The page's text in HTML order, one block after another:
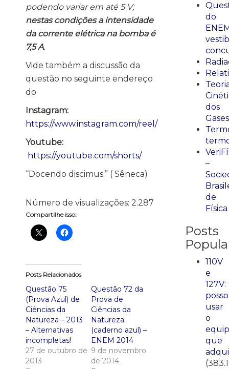
podendo variar em até 5 V;
nestas condições a intensidade
da corrente elétrica na bomba é
7,5 A.
Vide também a discussão da
questão no seguinte endereço
do
Instagram:
https://www.instagram.com/reel/
Youtube:
https://youtube.com/shorts/
“Docendo discimus.” ( Sêneca)
Número de visualizações: 2.287
Compartilhe isso:
Posts Relacionados
Questão 75
(Prova Azul) de
Ciências da
Natureza – 2013
– Alternativas
incompletas!
27 de outubro de
2013
Questão 72 da
Prova de
Ciências da
Natureza
(caderno azul) –
ENEM 2014
9 de novembro
de 2014
do
dos
Gases
–
de
Física
Posts
110V
e
127V:
posso
usar
o
que